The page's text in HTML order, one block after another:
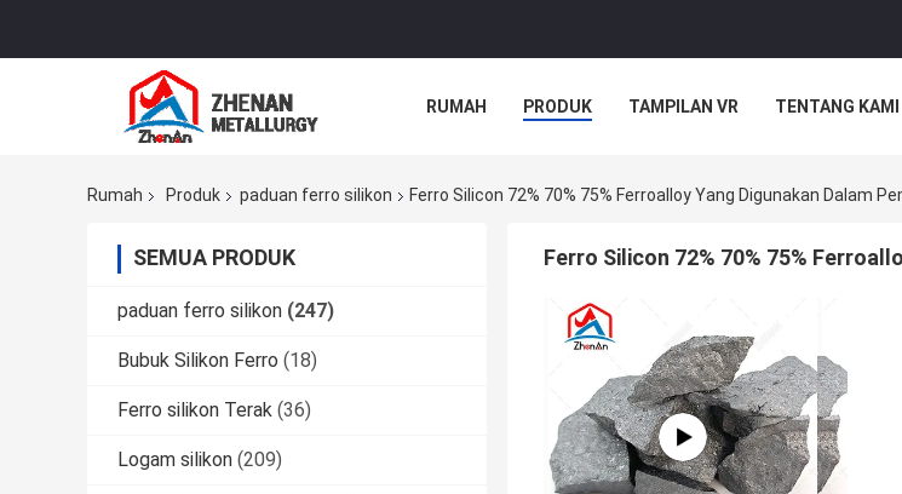
RUMAH PRODUK TAMPILAN VR TENTANG KAMI
Rumah Produk paduan ferro silikon Ferro Silicon 72% 70% 75% Ferroalloy Yang Digunakan Dalam
SEMUA PRODUK
paduan ferro silikon (247)
Bubuk Silikon Ferro (18)
Ferro silikon Terak (36)
Logam silikon (209)
Ferro Silicon 72% 70% 75%